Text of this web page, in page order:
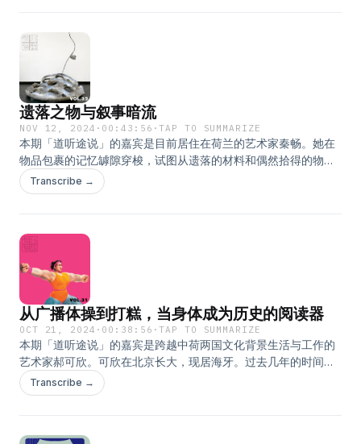
内容的配套图文索引，已同步更新在微信公众平台「假艺术
遗落之物与叙事暗流
NOV 12, 2024 · 00:43:56 ·TAP TO SUMMARIZE
本期「道听途说」的嘉宾是目前居住在荷兰的艺术家秦畅。她在
物品包裹的记忆罅隙穿梭，试图从遗落的材料和偶然拾得的物件
中捕捉构想未来的碎片。秦畅的作品如同时间迷宫，在叙事的迷
雾里，唤醒我们对真相的迟疑，以及对当下的深度感知。幸运的
michellechangqin.com 微博 @道听途说播客 xhs:
OrangeElephant (fakefestival) 「道听途说」是假艺术节的独立
播客项目。 本期内容的配套图文索引，已同步更新在微信公众平
台「假艺术节」。
Transcribe →
从广播体操到打糕，当身体成为历史的阅读器
OCT 21, 2024 · 00:38:56 ·TAP TO SUMMARIZE
本期「道听途说」的嘉宾是跨越中荷两国文化背景生活与工作的
艺术家郝可欣。可欣在北京长大，现居海牙。过去几年的时间
里，从美术馆到音乐节、从课堂到俱乐部，她将体操、说唱、舞
蹈游戏、吃播等大众形式融入现场演出，试图在充满乐趣和集体
Transcribe →